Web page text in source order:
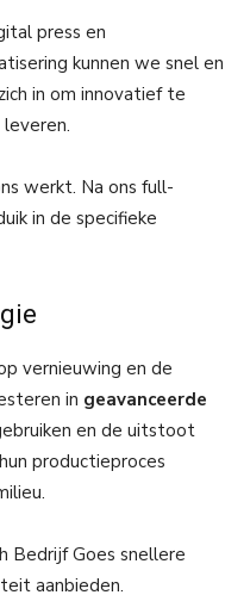
press en
kunnen we snel en
in om innovatief te
werkt. Na ons full-
in de specifieke
vernieuwing en de
in geavanceerde
en de uitstoot
productieproces
Bedrijf Goes snellere
aanbieden.